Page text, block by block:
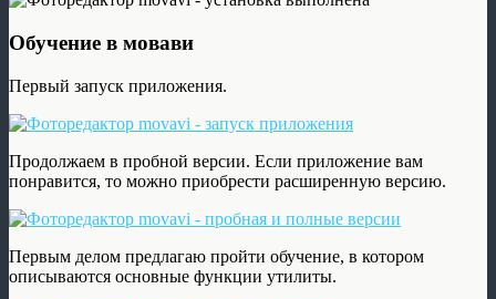
Обучение в мовави
Первый запуск приложения.
Продолжаем в пробной версии. Если приложение вам
понравится, то можно приобрести расширенную версию.
Первым делом предлагаю пройти обучение, в котором
описываются основные функции утилиты.